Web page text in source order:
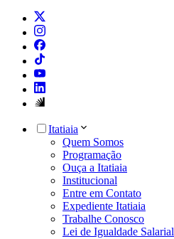
Itatiaia
Quem Somos
Programação
Ouça a Itatiaia
Institucional
Entre em Contato
Expediente Itatiaia
Trabalhe Conosco
Lei de Igualdade Salarial